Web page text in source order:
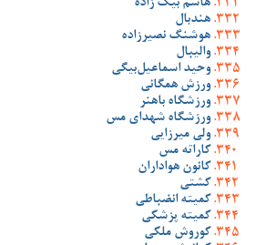
هاشم بیگ زاده
هندبال
هوشنگ نصیرزاده
والیبال
وحید اسماعیل‌بیگی
ورزش همگانی
ورزشگاه باهنر
ورزشگاه شهدای مس
ولی میرزایی
کاراته مس
کانون هواداران
کشتی
کمیته انضباطی
کمیته پزشکی
کوروش ملکی